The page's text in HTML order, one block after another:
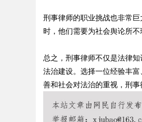
刑事律师的职业挑战也非常
时，他们需要为社会舆论所
总之，刑事律师不仅是法律
法治建设。选择一位经验丰
善和社会对法治的重视，刑